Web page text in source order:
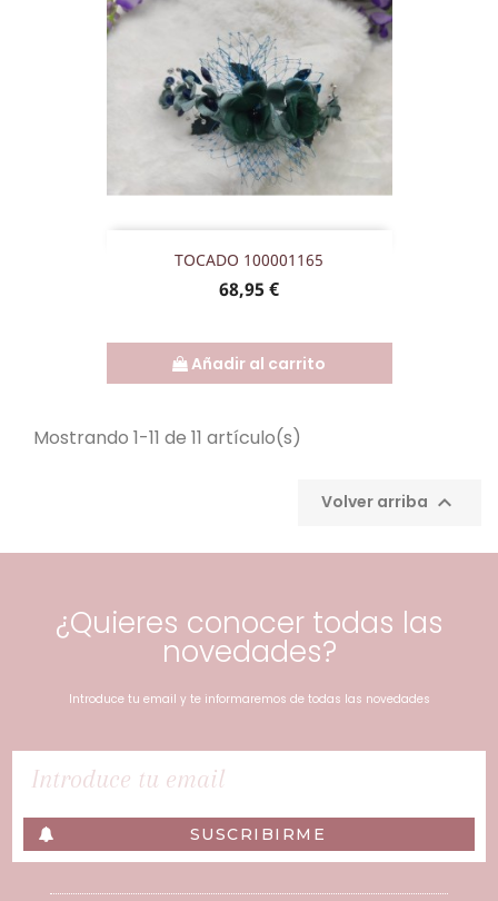
TOCADO 100001165
Precio
68,95 €
Añadir al carrito
Mostrando 1-11 de 11 artículo(s)
Volver arriba 
¿Quieres conocer todas las
novedades?
Introduce tu email y te informaremos de todas las novedades
SUSCRIBIRME